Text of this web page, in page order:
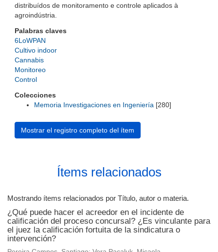
distribuídos de monitoramento e controle aplicados à
agroindústria.
Palabras claves
6LoWPAN
Cultivo indoor
Cannabis
Monitoreo
Control
Colecciones
Memoria Investigaciones en Ingeniería [280]
Mostrar el registro completo del ítem
Ítems relacionados
Mostrando ítems relacionados por Título, autor o materia.
¿Qué puede hacer el acreedor en el incidente de
calificación del proceso concursal? ¿Es vinculante para
el juez la calificación fortuita de la sindicatura o
intervención?